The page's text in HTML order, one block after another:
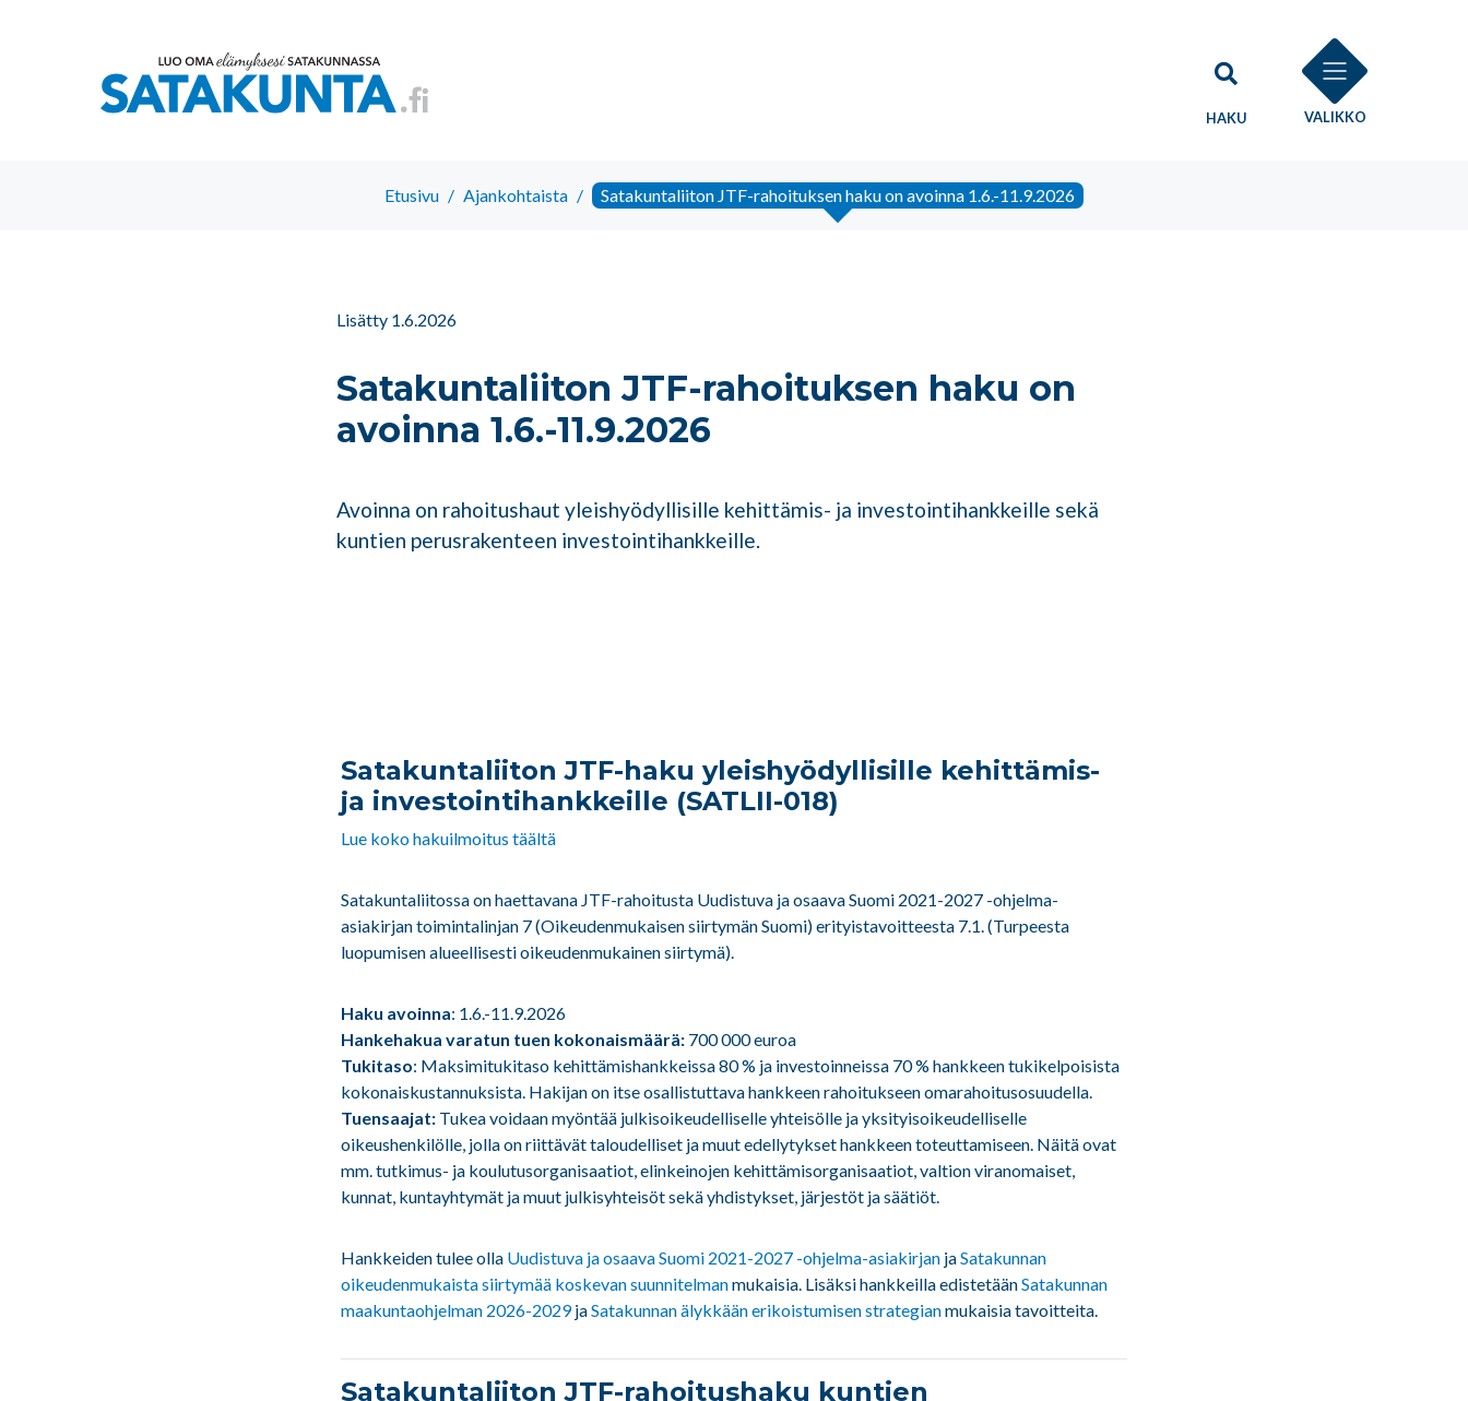
HAKU VALIKKO
Etusivu / Ajankohtaista / Satakuntaliiton JTF-rahoituksen haku on avoinna 1.6.-11.9.2026
Lisätty 1.6.2026
Satakuntaliiton JTF-rahoituksen haku on
avoinna 1.6.-11.9.2026
Avoinna on rahoitushaut yleishyödyllisille kehittämis- ja investointihankkeille sekä
kuntien perusrakenteen investointihankkeille.
Satakuntaliiton JTF-haku yleishyödyllisille kehittämis-
ja investointihankkeille (SATLII-018)
Lue koko hakuilmoitus täältä
Satakuntaliitossa on haettavana JTF-rahoitusta Uudistuva ja osaava Suomi 2021-2027 -ohjelma-
asiakirjan toimintalinjan 7 (Oikeudenmukaisen siirtymän Suomi) erityistavoitteesta 7.1. (Turpeesta
luopumisen alueellisesti oikeudenmukainen siirtymä).
Haku avoinna: 1.6.-11.9.2026
Hankehakua varatun tuen kokonaismäärä: 700 000 euroa
Tukitaso: Maksimitukitaso kehittämishankkeissa 80 % ja investoinneissa 70 % hankkeen tukikelpoisista
kokonaiskustannuksista. Hakijan on itse osallistuttava hankkeen rahoitukseen omarahoitusosuudella.
Tuensaajat: Tukea voidaan myöntää julkisoikeudelliselle yhteisölle ja yksityisoikeudelliselle
oikeushenkilölle, jolla on riittävät taloudelliset ja muut edellytykset hankkeen toteuttamiseen. Näitä ovat
mm. tutkimus- ja koulutusorganisaatiot, elinkeinojen kehittämisorganisaatiot, valtion viranomaiset,
kunnat, kuntayhtymät ja muut julkisyhteisöt sekä yhdistykset, järjestöt ja säätiöt.
Hankkeiden tulee olla Uudistuva ja osaava Suomi 2021-2027 -ohjelma-asiakirjan jaSatakunnan
oikeudenmukaista siirtymää koskevan suunnitelmanmukaisia. Lisäksi hankkeilla edistetäänSatakunnan
maakuntaohjelman 2026-2029 jaSatakunnan älykkään erikoistumisen strategianmukaisia tavoitteita.
Satakuntaliiton JTF-rahoitushaku kuntien